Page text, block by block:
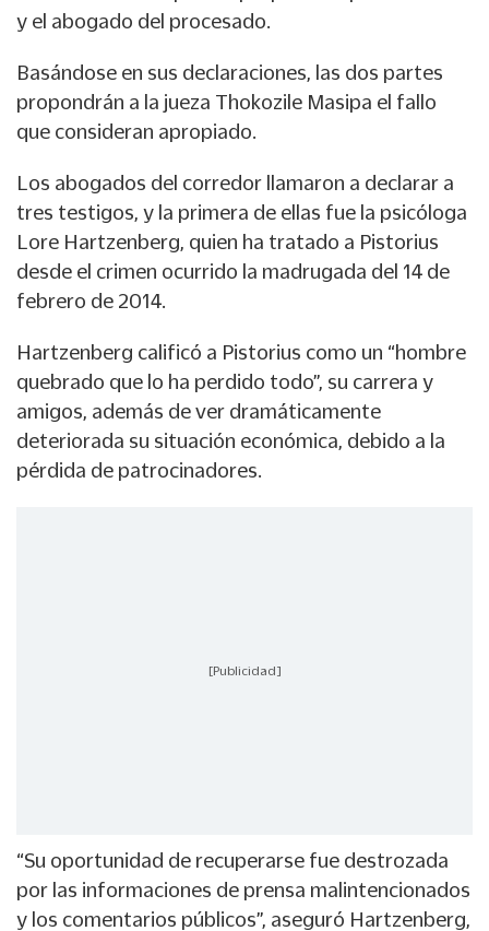
y el abogado del procesado.
Basándose en sus declaraciones, las dos partes
propondrán a la jueza Thokozile Masipa el fallo
que consideran apropiado.
Los abogados del corredor llamaron a declarar a
tres testigos, y la primera de ellas fue la psicóloga
Lore Hartzenberg, quien ha tratado a Pistorius
desde el crimen ocurrido la madrugada del 14 de
febrero de 2014.
Hartzenberg calificó a Pistorius como un “hombre
quebrado que lo ha perdido todo”, su carrera y
amigos, además de ver dramáticamente
deteriorada su situación económica, debido a la
pérdida de patrocinadores.
[Publicidad]
“Su oportunidad de recuperarse fue destrozada
por las informaciones de prensa malintencionados
y los comentarios públicos”, aseguró Hartzenberg,